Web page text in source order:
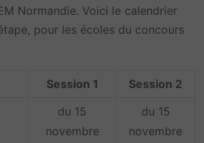
Normandie. Voici le calendrier
pour les écoles du concours
Session 1 Session 2
du 15
novembre
du 15
novembre